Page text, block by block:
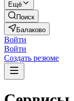
Ещё
Поиск
Балаково
Войти
Войти
Создать резюме